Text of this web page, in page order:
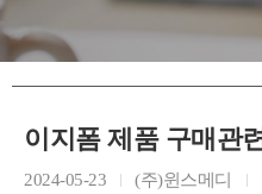
이지폼 제품 구매관
2024-05-23 (주)윈스메디